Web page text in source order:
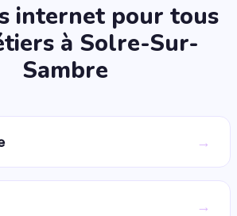
internet pour tous
à Solre-Sur-
Sambre
→
→